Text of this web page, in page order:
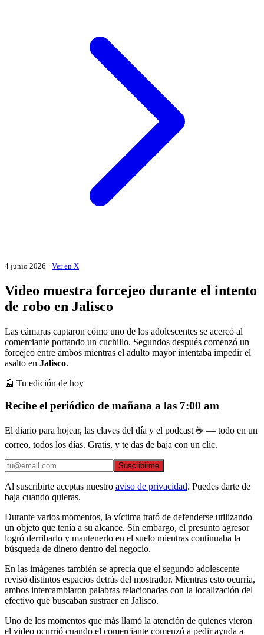
4 junio 2026 · Ver en X
Video muestra forcejeo durante el intento
de robo en Jalisco
Las cámaras captaron cómo uno de los adolescentes se acercó al
comerciante portando un cuchillo. Segundos después comenzó un
forcejeo entre ambos mientras el adulto mayor intentaba impedir el
asalto en Jalisco.
📰 Tu edición de hoy
Recibe el periódico de mañana a las 7:00 am
El diario para hojear, las claves del día y el podcast ☕ — todo en un
correo, todos los días. Gratis, y te das de baja con un clic.
Suscribirme
Al suscribirte aceptas nuestro aviso de privacidad. Puedes darte de
baja cuando quieras.
Durante varios momentos, la víctima trató de defenderse utilizando
un objeto que tenía a su alcance. Sin embargo, el presunto agresor
logró derribarlo y mantenerlo en el suelo mientras continuaba la
búsqueda de dinero dentro del negocio.
En las imágenes también se aprecia que el segundo adolescente
revisó distintos espacios detrás del mostrador. Mientras esto ocurría,
ambos intercambiaron palabras relacionadas con la localización del
efectivo que buscaban sustraer en Jalisco.
Uno de los momentos que más llamó la atención de quienes vieron
el video ocurrió cuando el comerciante comenzó a pedir ayuda a